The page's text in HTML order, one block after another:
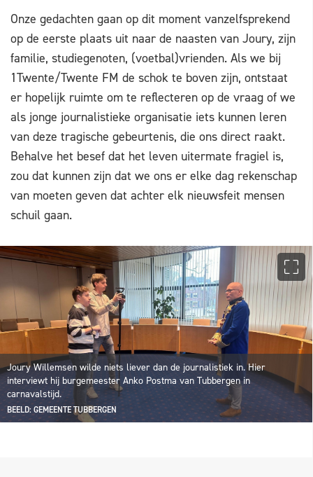
Onze gedachten gaan op dit moment vanzelfsprekend
op de eerste plaats uit naar de naasten van Joury, zijn
familie, studiegenoten, (voetbal)vrienden. Als we bij
1Twente/Twente FM de schok te boven zijn, ontstaat
er hopelijk ruimte om te reflecteren op de vraag of we
als jonge journalistieke organisatie iets kunnen leren
van deze tragische gebeurtenis, die ons direct raakt.
Behalve het besef dat het leven uitermate fragiel is,
zou dat kunnen zijn dat we ons er elke dag rekenschap
van moeten geven dat achter elk nieuwsfeit mensen
schuil gaan.
Joury Willemsen wilde niets liever dan de journalistiek in. Hier
interviewt hij burgemeester Anko Postma van Tubbergen in
carnavalstijd.
BEELD: GEMEENTE TUBBERGEN